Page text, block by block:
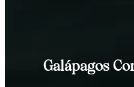
Galápagos